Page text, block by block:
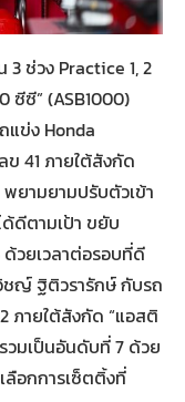
ช่วง Practice 1, 2
ซีซี” (ASB1000)
ข่ง Honda
ข 41 ภายใต้สังกัด
พยามยามปรับตัวเข้า
ดีตามเป้า ขยับ
วยเวลาต่อรอบที่ดี
ชญ์ ฐิติวรารักษ์ กับรถ
ภายใต้สังกัด “แอสติ
รวมเป็นอันดับที่ 7 ด้วย
ลือกการเซ็ตติ้งที่